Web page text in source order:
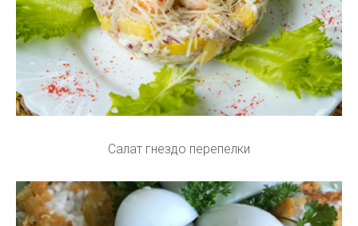
Салат гнездо перепелки